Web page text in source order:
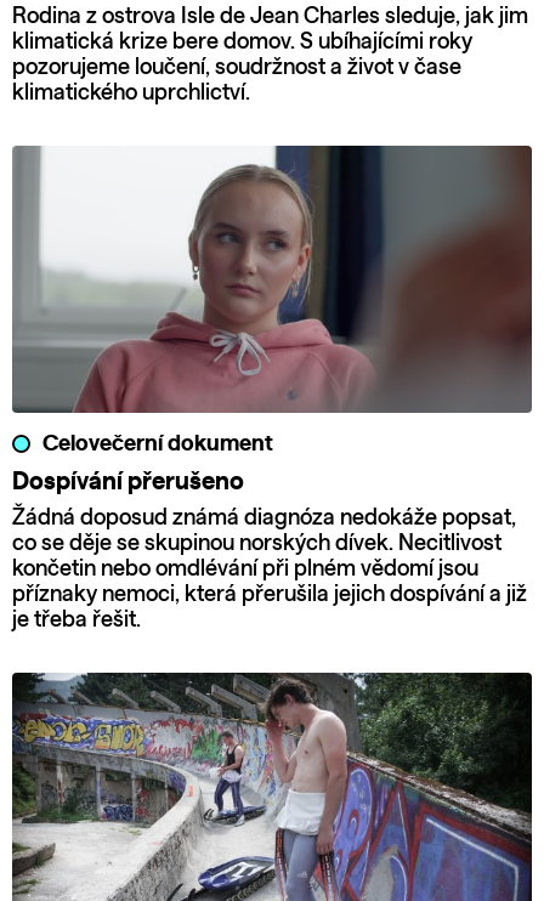
Rodina z ostrova Isle de Jean Charles sleduje, jak jim
klimatická krize bere domov. S ubíhajícími roky
pozorujeme loučení, soudržnost a život v čase
klimatického uprchlictví.
Celovečerní dokument
Dospívání přerušeno
Žádná doposud známá diagnóza nedokáže popsat,
co se děje se skupinou norských dívek. Necitlivost
končetin nebo omdlévání při plném vědomí jsou
příznaky nemoci, která přerušila jejich dospívání a již
je třeba řešit.